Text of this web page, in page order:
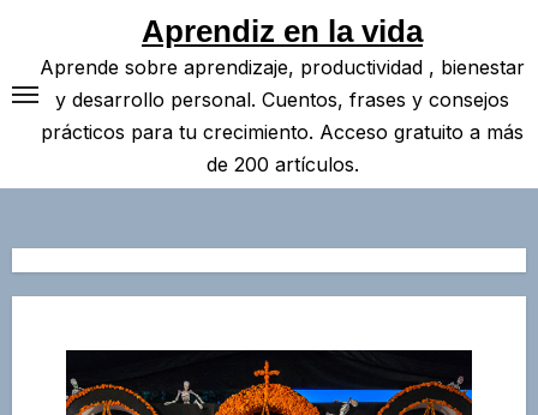
contenido
Aprendiz en la vida
Aprende sobre aprendizaje, productividad , bienestar
y desarrollo personal. Cuentos, frases y consejos
prácticos para tu crecimiento. Acceso gratuito a más
de 200 artículos.